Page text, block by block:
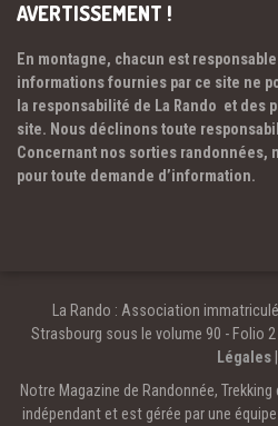
AVERTISSEMENT !
En montagne, chacun est
informations fournies par ce site ne
la responsabilité de La Rando et des
site. Nous déclinons toute
Concernant nos sorties randonnées,
pour toute demande d’information.
La Rando : Association
Strasbourg sous le volume 90 - Folio 2 |
Légales
Notre Magazine de Randonnée,
indépendant et est gérée par une